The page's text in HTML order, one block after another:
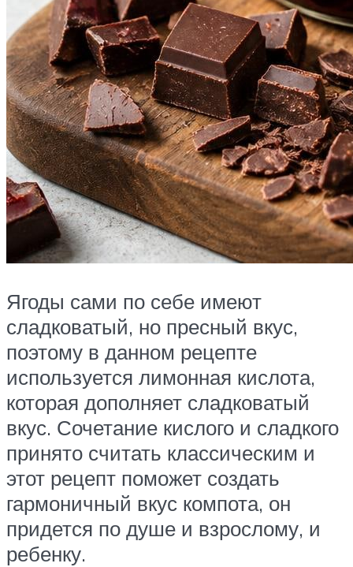
Ягоды сами по себе имеют
сладковатый, но пресный вкус,
поэтому в данном рецепте
используется лимонная кислота,
которая дополняет сладковатый
вкус. Сочетание кислого и сладкого
принято считать классическим и
этот рецепт поможет создать
гармоничный вкус компота, он
придется по душе и взрослому, и
ребенку.